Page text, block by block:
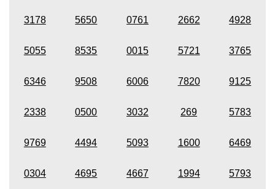
3178 5650 0761 2662 4928
5055 8535 0015 5721 3765
6346 9508 6006 7820 9125
2338 0500 3032 269 5783
9769 4494 5093 1600 6469
0304 4695 4667 1994 5793